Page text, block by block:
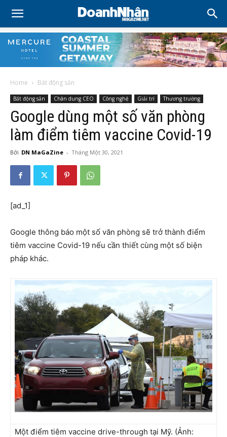
Home Bất động sản
Bất động sản Chân dung CEO Công nghệ Giải trí Thương trường
Google dùng một số văn phòng
làm điểm tiêm vaccine Covid-19
Bởi DN MaGaZine - Tháng Một 30, 2021
[ad_1]
Google thông báo một số văn phòng sẽ trở thành điểm
tiêm vaccine Covid-19 nếu cần thiết cùng một số biện
pháp khác.
Một điểm tiêm vaccine drive-through tại Mỹ. (Ảnh: